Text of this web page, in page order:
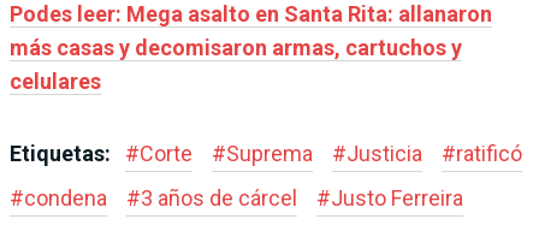
Podes leer: Mega asalto en Santa Rita: allanaron
más casas y decomisaron armas, cartuchos y
celulares
Etiquetas: #Corte #Suprema #Justicia #ratificó
#condena #3 años de cárcel #Justo Ferreira